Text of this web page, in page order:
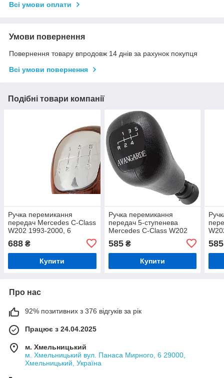
Всі умови оплати
Умови повернення
Повернення товару впродовж 14 днів за рахунок покупця
Всі умови повернення
Подібні товари компанії
Ручка перемикання
передач Mercedes C-Class
W202 1993-2000, 6
передач, імітація дерева,
хром
688 ₴
Купити
Ручка перемикання
передач 5-ступенева
Mercedes C-Class W202
Avangarde
585₴
Купити
585
Про нас
92% позитивних з 376 відгуків за рік
Працює з 24.04.2025
м. Хмельницький
м. Хмельницький вул. Панаса Мирного, 6 29000,
Хмельницький, Україна